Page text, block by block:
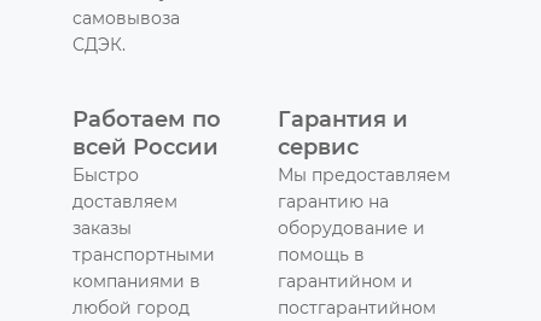
самовывоза
СДЭК.
Работаем по
всей России
Быстро
доставляем
заказы
транспортными
компаниями в
любой город
Гарантия и
сервис
Мы предоставляем
гарантию на
оборудование и
помощь в
гарантийном и
постгарантийном